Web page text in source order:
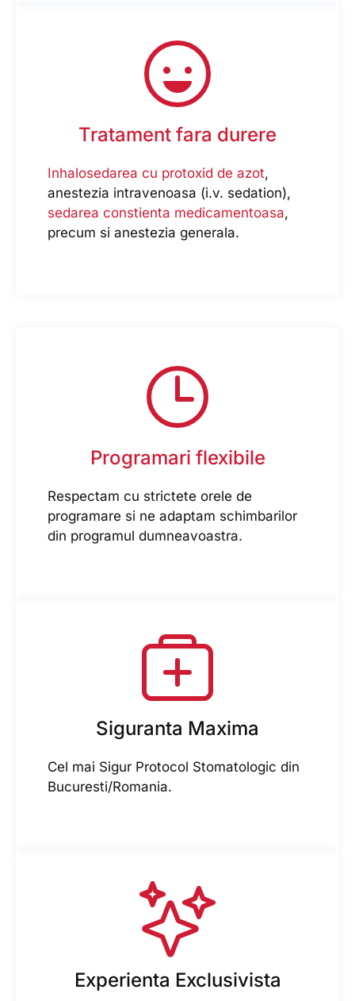
Tratament fara durere
Inhalosedarea cu protoxid de azot,
anestezia intravenoasa (i.v. sedation),
sedarea constienta medicamentoasa,
precum si anestezia generala.
Programari flexibile
Respectam cu strictete orele de
programare si ne adaptam schimbarilor
din programul dumneavoastra.
Siguranta Maxima
Cel mai Sigur Protocol Stomatologic din
Bucuresti/Romania.
Experienta Exclusivista